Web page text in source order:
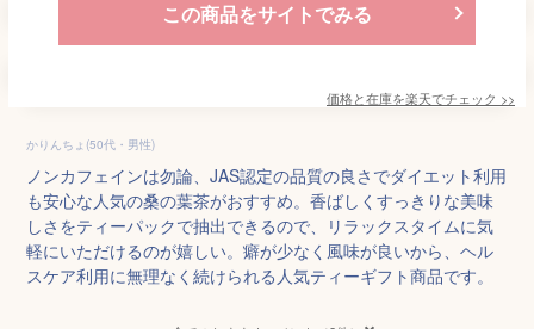
この商品をサイトでみる
価格と在庫を楽天でチェック >>
かりんちょ(50代・男性)
ノンカフェインは勿論、JAS認定の品質の良さでダイエット利用
も安心な人気の桑の葉茶がおすすめ。香ばしくすっきりな美味
しさをティーパックで抽出できるので、リラックスタイムに気
軽にいただけるのが嬉しい。癖が少なく風味が良いから、ヘル
スケア利用に無理なく続けられる人気ティーギフト商品です。